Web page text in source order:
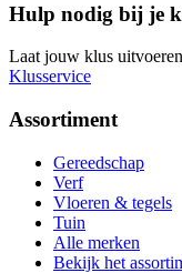
Hulp nodig bij je
Laat jouw klus
Klusservice
Assortiment
Gereedschap
Verf
Vloeren & tegels
Tuin
Alle merken
Bekijk het